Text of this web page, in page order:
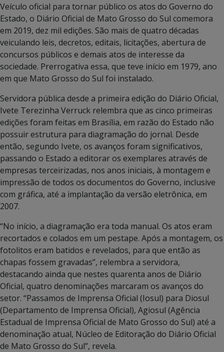
Veículo oficial para tornar público os atos do Governo do
Estado, o Diário Oficial de Mato Grosso do Sul comemora
em 2019, dez mil edições. São mais de quatro décadas
veiculando leis, decretos, editais, licitações, abertura de
concursos públicos e demais atos de interesse da
sociedade. Prerrogativa essa, que teve início em 1979, ano
em que Mato Grosso do Sul foi instalado.
Servidora pública desde a primeira edição do Diário Oficial,
Ivete Terezinha Verruck relembra que as cinco primeiras
edições foram feitas em Brasília, em razão do Estado não
possuir estrutura para diagramação do jornal. Desde
então, segundo Ivete, os avanços foram significativos,
passando o Estado a editorar os exemplares através de
empresas terceirizadas, nos anos iniciais, à montagem e
impressão de todos os documentos do Governo, inclusive
com gráfica, até a implantação da versão eletrônica, em
2007.
“No início, a diagramação era toda manual. Os atos eram
recortados e colados em um pestape. Após a montagem, os
fotolitos eram batidos e revelados, para que então as
chapas fossem gravadas”, relembra a servidora,
destacando ainda que nestes quarenta anos de Diário
Oficial, quatro denominações marcaram os avanços do
setor. “Passamos de Imprensa Oficial (Iosul) para Diosul
(Departamento de Imprensa Oficial), Agiosul (Agência
Estadual de Imprensa Oficial de Mato Grosso do Sul) até a
denominação atual, Núcleo de Editoração do Diário Oficial
de Mato Grosso do Sul”, revela.